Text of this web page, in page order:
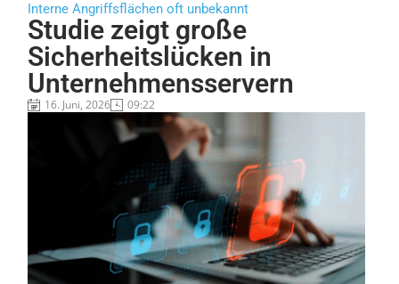
Interne Angriffsflächen oft unbekannt
Studie zeigt große
Sicherheitslücken in
Unternehmensservern
16. Juni, 2026 09:22